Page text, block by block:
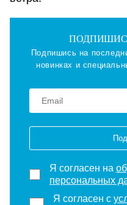
Подпишись на
новинках и
Я согласен на
персональных
Я согласен с